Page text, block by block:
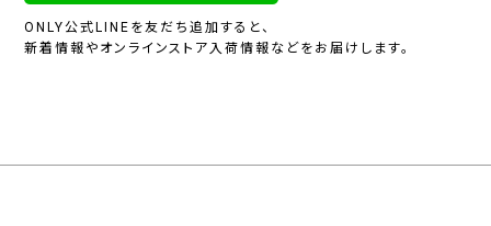
ONLY公式LINEを友だち追加すると、
新着情報やオンラインストア入荷情報などをお届けします。